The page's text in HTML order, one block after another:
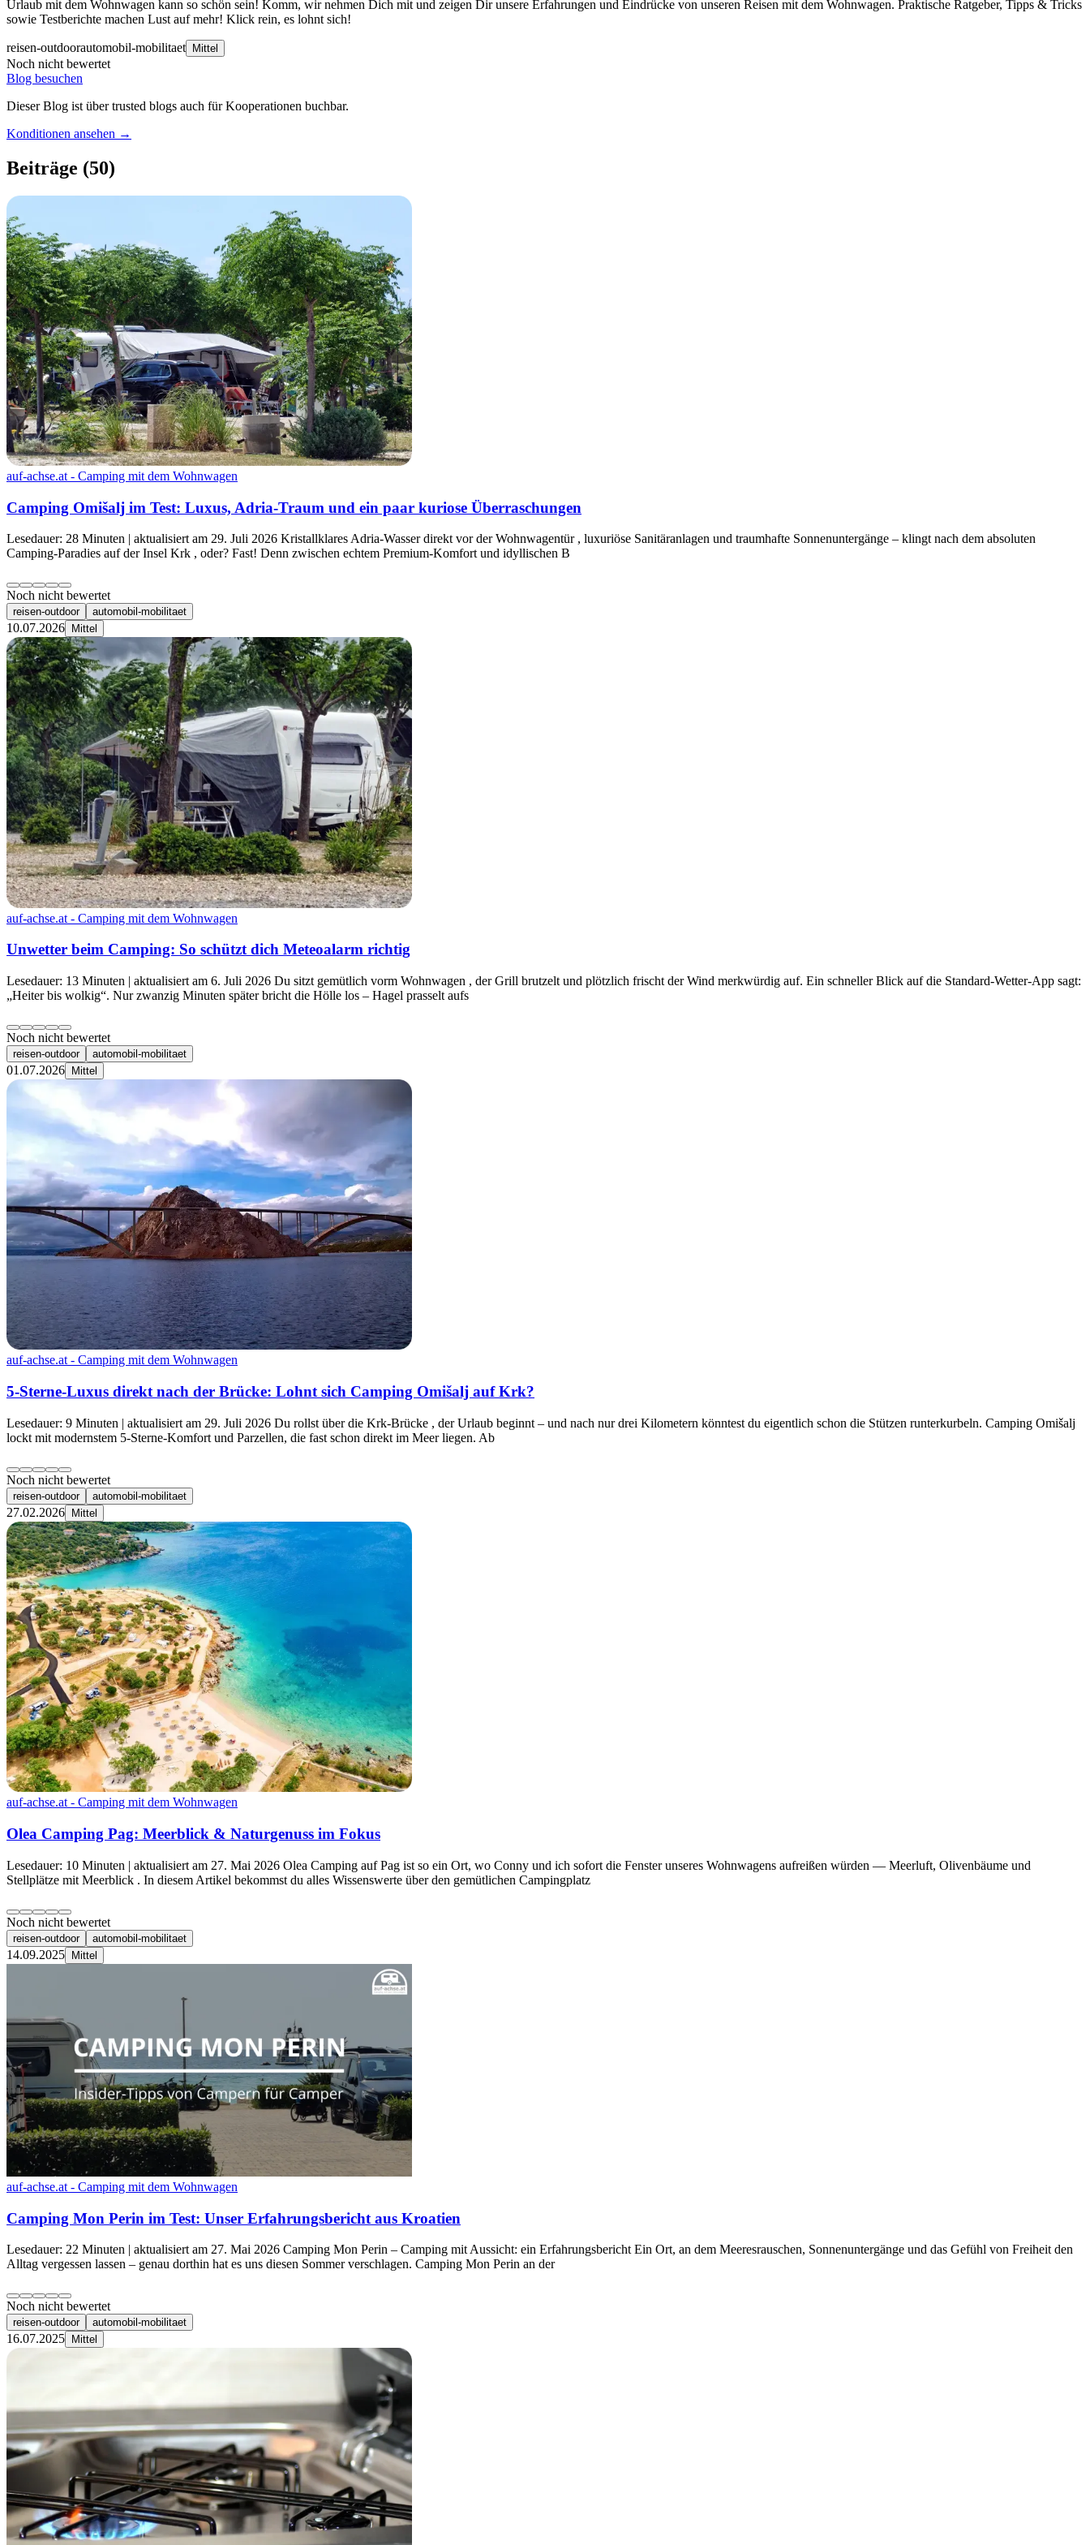
Urlaub mit dem Wohnwagen kann so schön sein! Komm, wir nehmen Dich mit und zeigen Dir unsere Erfahrungen und Eindrücke von unseren Reisen mit dem Wohnwagen. Praktische Ratgeber, Tipps & Tricks
sowie Testberichte machen Lust auf mehr! Klick rein, es lohnt sich!
reisen-outdoorautomobil-mobilitaet Mittel
Noch nicht bewertet
Blog besuchen
Dieser Blog ist über trusted blogs auch für Kooperationen buchbar.
Konditionen ansehen →
Beiträge (50)
auf-achse.at - Camping mit dem Wohnwagen
Camping Omišalj im Test: Luxus, Adria-Traum und ein paar kuriose Überraschungen
Lesedauer: 28 Minuten | aktualisiert am 29. Juli 2026 Kristallklares Adria-Wasser direkt vor der Wohnwagentür , luxuriöse Sanitäranlagen und traumhafte Sonnenuntergänge – klingt nach dem absoluten
Camping-Paradies auf der Insel Krk , oder? Fast! Denn zwischen echtem Premium-Komfort und idyllischen B
Noch nicht bewertet
reisen-outdoor automobil-mobilitaet
10.07.2026 Mittel
auf-achse.at - Camping mit dem Wohnwagen
Unwetter beim Camping: So schützt dich Meteoalarm richtig
Lesedauer: 13 Minuten | aktualisiert am 6. Juli 2026 Du sitzt gemütlich vorm Wohnwagen , der Grill brutzelt und plötzlich frischt der Wind merkwürdig auf. Ein schneller Blick auf die Standard-Wetter-App sagt:
„Heiter bis wolkig“. Nur zwanzig Minuten später bricht die Hölle los – Hagel prasselt aufs
Noch nicht bewertet
reisen-outdoor automobil-mobilitaet
01.07.2026 Mittel
auf-achse.at - Camping mit dem Wohnwagen
5-Sterne-Luxus direkt nach der Brücke: Lohnt sich Camping Omišalj auf Krk?
Lesedauer: 9 Minuten | aktualisiert am 29. Juli 2026 Du rollst über die Krk-Brücke , der Urlaub beginnt – und nach nur drei Kilometern könntest du eigentlich schon die Stützen runterkurbeln. Camping Omišalj
lockt mit modernstem 5-Sterne-Komfort und Parzellen, die fast schon direkt im Meer liegen. Ab
Noch nicht bewertet
reisen-outdoor automobil-mobilitaet
27.02.2026 Mittel
auf-achse.at - Camping mit dem Wohnwagen
Olea Camping Pag: Meerblick & Naturgenuss im Fokus
Lesedauer: 10 Minuten | aktualisiert am 27. Mai 2026 Olea Camping auf Pag ist so ein Ort, wo Conny und ich sofort die Fenster unseres Wohnwagens aufreißen würden — Meerluft, Olivenbäume und
Stellplätze mit Meerblick . In diesem Artikel bekommst du alles Wissenswerte über den gemütlichen Campingplatz
Noch nicht bewertet
reisen-outdoor automobil-mobilitaet
14.09.2025 Mittel
auf-achse.at - Camping mit dem Wohnwagen
Camping Mon Perin im Test: Unser Erfahrungsbericht aus Kroatien
Lesedauer: 22 Minuten | aktualisiert am 27. Mai 2026 Camping Mon Perin – Camping mit Aussicht: ein Erfahrungsbericht Ein Ort, an dem Meeresrauschen, Sonnenuntergänge und das Gefühl von Freiheit den
Alltag vergessen lassen – genau dorthin hat es uns diesen Sommer verschlagen. Camping Mon Perin an der
Noch nicht bewertet
reisen-outdoor automobil-mobilitaet
16.07.2025 Mittel